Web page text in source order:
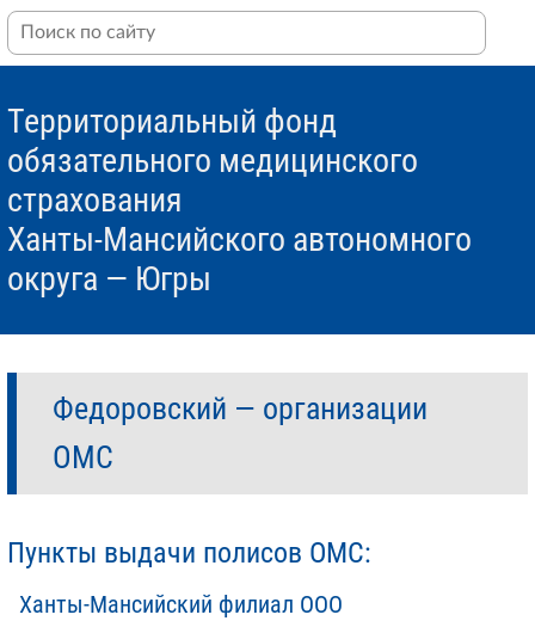
Территориальный фонд
обязательного медицинского
страхования
Ханты-Мансийского автономного
округа — Югры
Федоровский — организации
ОМС
Пункты выдачи полисов ОМС:
Ханты-Мансийский филиал ООО